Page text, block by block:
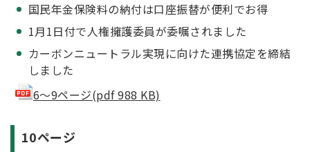
国民年金保険料の納付は口座振替が便利でお得
1月1日付で人権擁護委員が委嘱されました
カーボンニュートラル実現に向けた連携協定を締結
しました
6～9ページ(pdf 988 KB)
10ページ